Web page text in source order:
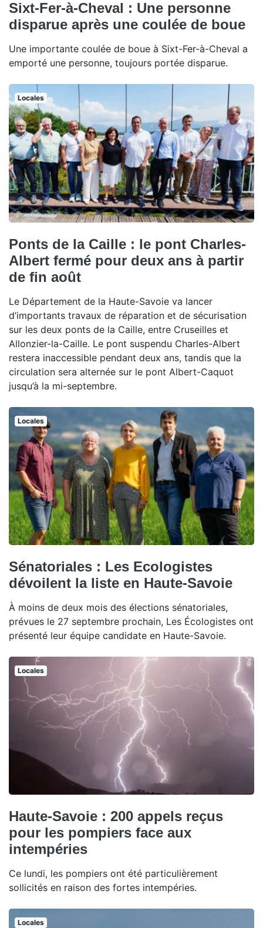
Sixt-Fer-à-Cheval : Une personne
disparue après une coulée de boue
Une importante coulée de boue à Sixt-Fer-à-Cheval a
emporté une personne, toujours portée disparue.
Locales
Ponts de la Caille : le pont Charles-
Albert fermé pour deux ans à partir
de fin août
Le Département de la Haute-Savoie va lancer
d’importants travaux de réparation et de sécurisation
sur les deux ponts de la Caille, entre Cruseilles et
Allonzier-la-Caille. Le pont suspendu Charles-Albert
restera inaccessible pendant deux ans, tandis que la
circulation sera alternée sur le pont Albert-Caquot
jusqu’à la mi-septembre.
Locales
Sénatoriales : Les Ecologistes
dévoilent la liste en Haute-Savoie
À moins de deux mois des élections sénatoriales,
prévues le 27 septembre prochain, Les Écologistes ont
présenté leur équipe candidate en Haute-Savoie.
Locales
Haute-Savoie : 200 appels reçus
pour les pompiers face aux
intempéries
Ce lundi, les pompiers ont été particulièrement
sollicités en raison des fortes intempéries.
Locales